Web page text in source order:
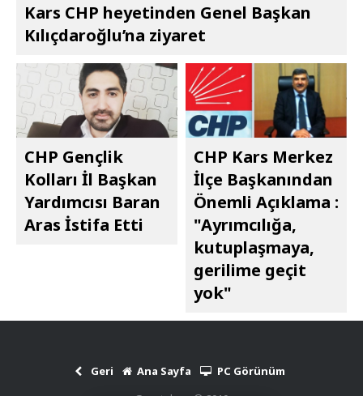
Kars CHP heyetinden Genel Başkan
Kılıçdaroğlu’na ziyaret
CHP Gençlik
Kolları İl Başkan
Yardımcısı Baran
Aras İstifa Etti
CHP Kars Merkez
İlçe Başkanından
Önemli Açıklama :
"Ayrımcılığa,
kutuplaşmaya,
gerilime geçit
yok"
Geri Ana Sayfa
PC Görünüm